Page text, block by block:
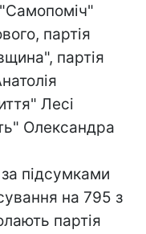
партія
партія
Лесі
Олександра
за підсумками
на 795 з
партія